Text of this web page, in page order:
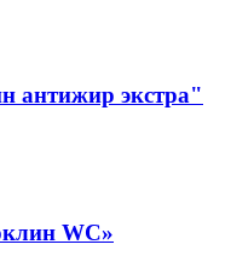
антижир экстра"
WC»